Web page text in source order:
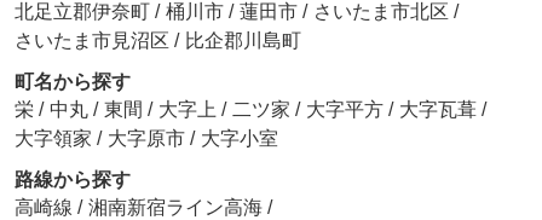
北足立郡伊奈町 / 桶川市 / 蓮田市 / さいたま市北区 /
さいたま市見沼区 / 比企郡川島町
町名から探す
栄 / 中丸 / 東間 / 大字上 / 二ツ家 / 大字平方 / 大字瓦葺 /
大字領家 / 大字原市 / 大字小室
路線から探す
高崎線 / 湘南新宿ライン高海 /